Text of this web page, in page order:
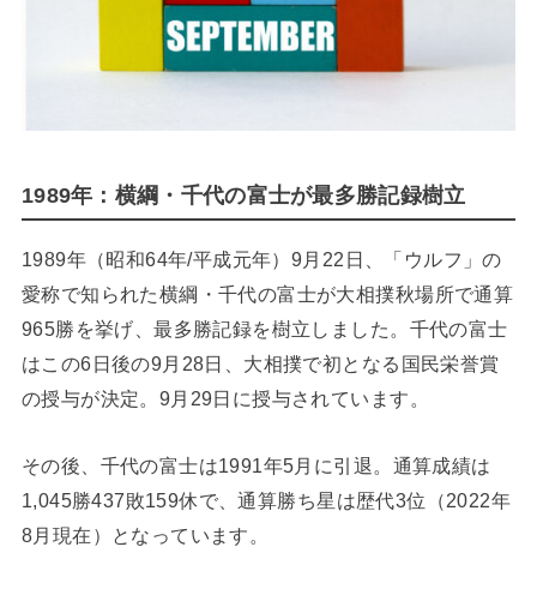
1989年：横綱・千代の富士が最多勝記録樹立
1989年（昭和64年/平成元年）9月22日、「ウルフ」の
愛称で知られた横綱・千代の富士が大相撲秋場所で通算
965勝を挙げ、最多勝記録を樹立しました。千代の富士
はこの6日後の9月28日、大相撲で初となる国民栄誉賞
の授与が決定。9月29日に授与されています。
その後、千代の富士は1991年5月に引退。通算成績は
1,045勝437敗159休で、通算勝ち星は歴代3位（2022年
8月現在）となっています。